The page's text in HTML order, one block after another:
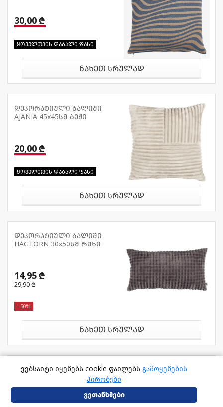
30,00 ₾
ყოველთვის დაბალი ფასი
ნახეთ სრულად
დეკორატიული ბალიში
AJANIA 45x45სმ ბეჟი
20,00 ₾
ყოველთვის დაბალი ფასი
ნახეთ სრულად
დეკორატიული ბალიში
HAGTORN 30x50სმ რუხი
14,95 ₾
29,90 ₾
- 50%
ნახეთ სრულად
დეკორატიული ბალიში LILJE
ვებსაიტი იყენებს cookie ფაილებს გამოყენების
პირობები
ვეთანხმები